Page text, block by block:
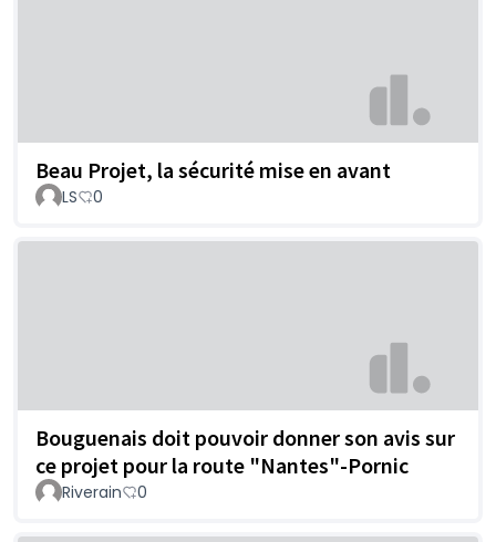
Beau Projet, la sécurité mise en avant
LS 0
Bouguenais doit pouvoir donner son avis sur
ce projet pour la route "Nantes"-Pornic
Riverain 0